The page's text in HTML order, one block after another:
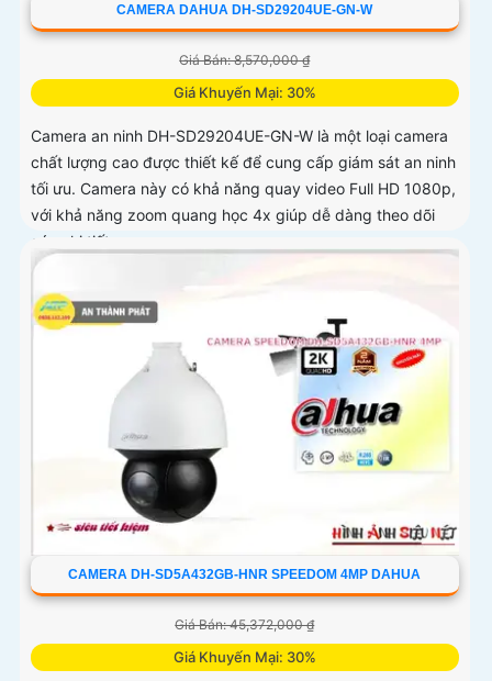
CAMERA DAHUA DH-SD29204UE-GN-W
Giá Bán: 8,570,000 ₫
Giá Khuyến Mại: 30%
Camera an ninh DH-SD29204UE-GN-W là một loại camera
chất lượng cao được thiết kế để cung cấp giám sát an ninh
tối ưu. Camera này có khả năng quay video Full HD 1080p,
với khả năng zoom quang học 4x giúp dễ dàng theo dõi
các chi tiết
CAMERA DH-SD5A432GB-HNR SPEEDOM 4MP DAHUA
Giá Bán: 45,372,000 ₫
Giá Khuyến Mại: 30%